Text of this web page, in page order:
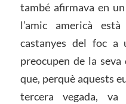
també afirmava en
l’amic americà
castanyes del foc a
preocupen de la
que, perquè aquests
tercera vegada, va